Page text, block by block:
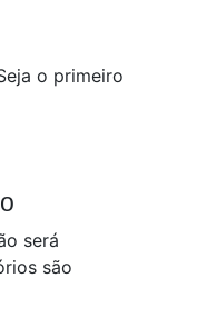
o primeiro
será
são